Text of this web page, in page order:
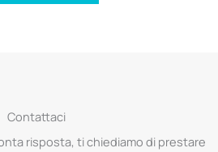
Contattaci
risposta, ti chiediamo di prestare